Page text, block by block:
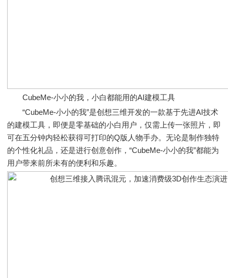
CubeMe-小小的我，小白都能用的AI建模工具
“CubeMe-小小的我”是创想三维开发的一款基于先进AI技术
的建模工具，即便是零基础的小白用户，仅需上传一张照片，即
可在五分钟内轻松获得可打印的Q版人物手办。无论是制作独特
的个性化礼品，还是进行创意创作，“CubeMe-小小的我”都能为
用户带来前所未有的便利和乐趣。